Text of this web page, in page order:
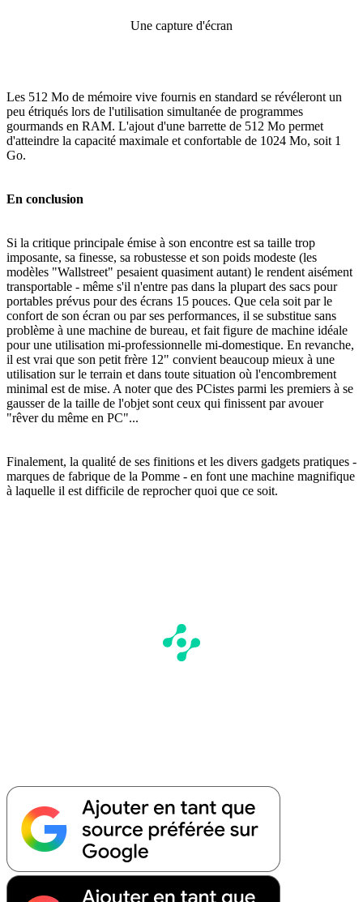
Une capture d'écran
Les 512 Mo de mémoire vive fournis en standard se révéleront un
peu étriqués lors de l'utilisation simultanée de programmes
gourmands en RAM. L'ajout d'une barrette de 512 Mo permet
d'atteindre la capacité maximale et confortable de 1024 Mo, soit 1
Go.
En conclusion
Si la critique principale émise à son encontre est sa taille trop
imposante, sa finesse, sa robustesse et son poids modeste (les
modèles "Wallstreet" pesaient quasiment autant) le rendent aisément
transportable - même s'il n'entre pas dans la plupart des sacs pour
portables prévus pour des écrans 15 pouces. Que cela soit par le
confort de son écran ou par ses performances, il se substitue sans
problème à une machine de bureau, et fait figure de machine idéale
pour une utilisation mi-professionnelle mi-domestique. En revanche,
il est vrai que son petit frère 12" convient beaucoup mieux à une
utilisation sur le terrain et dans toute situation où l'encombrement
minimal est de mise. A noter que des PCistes parmi les premiers à se
gausser de la taille de l'objet sont ceux qui finissent par avouer
"rêver du même en PC"...
Finalement, la qualité de ses finitions et les divers gadgets pratiques -
marques de fabrique de la Pomme - en font une machine magnifique
à laquelle il est difficile de reprocher quoi que ce soit.